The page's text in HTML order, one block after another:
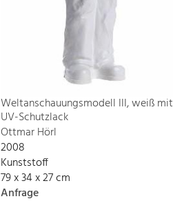
Weltanschauungsmodell III, weiß mit
UV-Schutzlack
Ottmar Hörl
2008
Kunststoff
79 x 34 x 27 cm
Anfrage